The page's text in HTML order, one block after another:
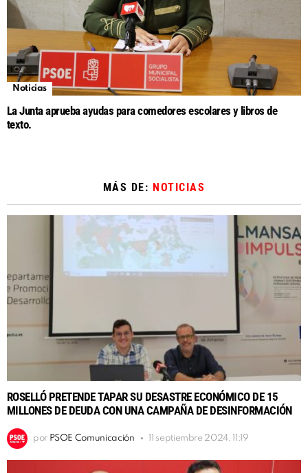
Noticias
La Junta aprueba ayudas para comedores escolares y libros de
texto.
MÁS DE: NOTICIAS
ROSELLÓ PRETENDE TAPAR SU DESASTRE ECONÓMICO DE 15
MILLONES DE DEUDA CON UNA CAMPAÑA DE DESINFORMACIÓN
por PSOE Comunicación 11 septiembre 2024, 11:19